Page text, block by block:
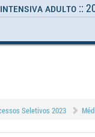
Adulto ::
Seletivos 2023